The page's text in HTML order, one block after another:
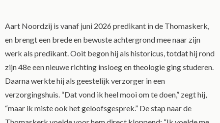
Aart Noordzij is vanaf juni 2026 predikant in de Thomaskerk,
en brengt een brede en bewuste achtergrond mee naar zijn
werk als predikant. Ooit begon hij als historicus, totdat hij rond
zijn 48e een nieuwe richting insloeg en theologie ging studeren.
Daarna werkte hij als geestelijk verzorger in een
verzorgingshuis. “Dat vond ik heel mooi om te doen,” zegt hij,
“maar ik miste ook het geloofsgesprek.” De stap naar de